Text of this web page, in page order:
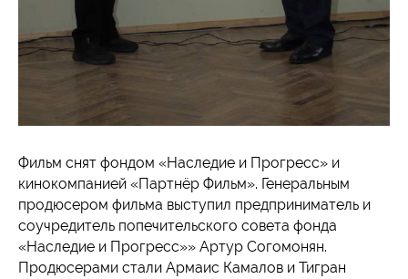
Фильм снят фондом «Наследие и Прогресс» и
кинокомпанией «Партнёр Фильм». Генеральным
продюсером фильма выступил предприниматель и
соучредитель попечительского совета фонда
«Наследие и Прогресс»» Артур Согомонян.
Продюсерами стали Армаис Камалов и Тигран